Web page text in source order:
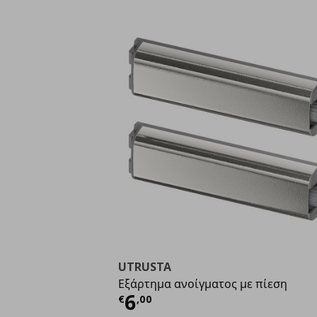
UTRUSTA
Εξάρτημα ανοίγματος με πίεση
€6,00
Τρέχουσα τιμή